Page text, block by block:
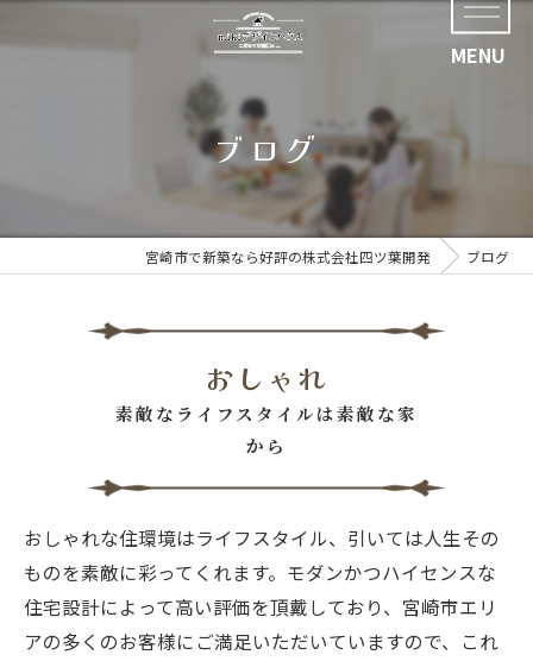
ブログ
宮崎市で新築なら好評の株式会社四ツ葉開発 ブログ
おしゃれ
素敵なライフスタイルは素敵な家
から
おしゃれな住環境はライフスタイル、引いては人生その
ものを素敵に彩ってくれます。モダンかつハイセンスな
住宅設計によって高い評価を頂戴しており、宮崎市エリ
アの多くのお客様にご満足いただいていますので、これ